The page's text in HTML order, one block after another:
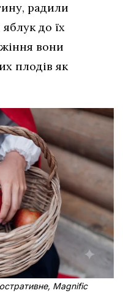
радили
до їх
вони
плодів як
Magnific